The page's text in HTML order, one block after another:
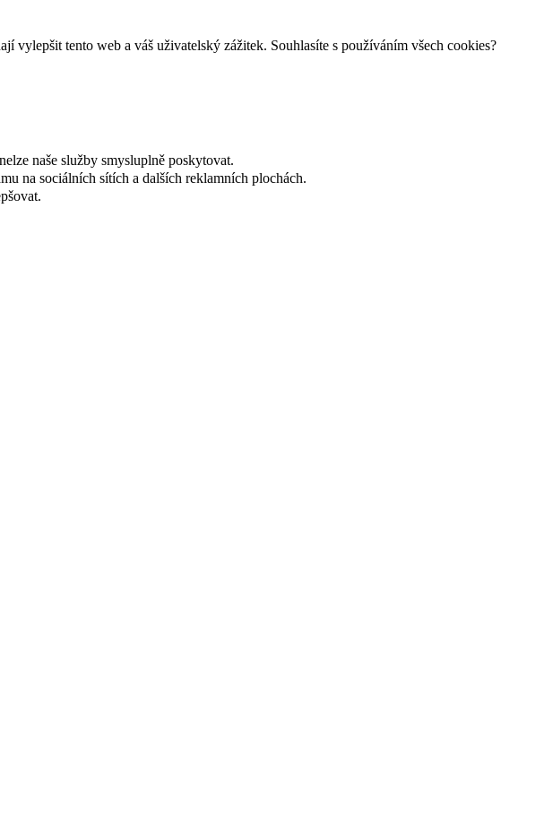
vylepšit tento web a váš uživatelský zážitek. Souhlasíte s používáním všech cookies?
naše služby smysluplně poskytovat.
na sociálních sítích a dalších reklamních plochách.